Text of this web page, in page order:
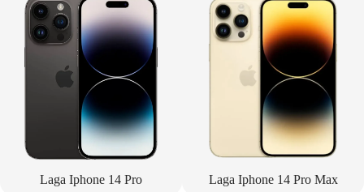
Laga Iphone 14 Pro Laga Iphone 14 Pro Max